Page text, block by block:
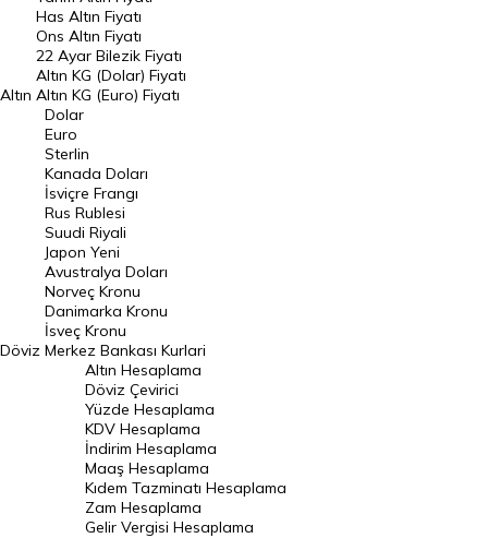
Döviz Kuru
Dolar Kuru
Euro Kuru
Pound Kuru
Frank Kuru
Riyal Kuru
Avustralya Doları
Danimarka Kronu Kuru
Kanada Doları Kuru
Norveç Kronu Kuru
İsveç Kronu Kuru
Japon Yeni Kuru
Serbest Piyasa Döviz Kurları
Merkez Bankası Döviz Kurları
Altın
Has Altın Fiyatı
Ons Altın Fiyatı
22 Ayar Bilezik Fiyatı
Altın KG (Dolar) Fiyatı
Altın KG (Euro) Fiyatı
Döviz
Dolar
Euro
Sterlin
Kanada Doları
İsviçre Frangı
Rus Rublesi
Suudi Riyali
Japon Yeni
Avustralya Doları
Norveç Kronu
Danimarka Kronu
İsveç Kronu
Merkez Bankası Kurlari
Altın Hesaplama
Döviz Çevirici
Yüzde Hesaplama
KDV Hesaplama
İndirim Hesaplama
Maaş Hesaplama
Kıdem Tazminatı Hesaplama
Zam Hesaplama
Gelir Vergisi Hesaplama